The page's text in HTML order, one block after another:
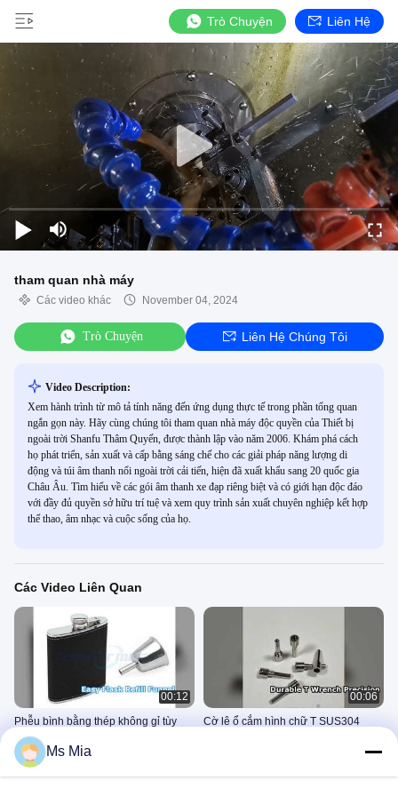
Trò Chuyện Liên Hệ
tham quan nhà máy
Các video khác November 04, 2024
Trò Chuyện Liên Hệ Chúng Tôi
Video Description:
Xem hành trình từ mô tả tính năng đến ứng dụng thực tế trong phần tổng quan
ngắn gọn này. Hãy cùng chúng tôi tham quan nhà máy độc quyền của Thiết bị
ngoài trời Shanfu Thâm Quyến, được thành lập vào năm 2006. Khám phá cách
họ phát triển, sản xuất và cấp bằng sáng chế cho các giải pháp năng lượng di
động và túi âm thanh nổi ngoài trời cải tiến, hiện đã xuất khẩu sang 20 quốc gia
Châu Âu. Tìm hiểu về các gói âm thanh xe đạp riêng biệt và có giới hạn độc đáo
với đầy đủ quyền sở hữu trí tuệ và xem quy trình sản xuất chuyên nghiệp kết hợp
thể thao, âm nhạc và cuộc sống của họ.
Các Video Liên Quan
00:12
Phễu bình bằng thép không gỉ tùy
chỉnh Dễ dàng nạp lại
Phần Cứng Kim Loại Tùy Chỉnh
00:06
Cờ lê ổ cắm hình chữ T SUS304
Ms Mia